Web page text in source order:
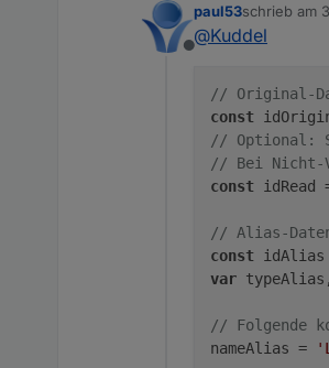
Hier
Offline
paul53schrieb am
zuletzt
@Kuddel
// Original-
const
// Optional:
// Bei Nicht-
const idRead
// Alias-
const idAlias
var
// Folgende
nameAlias =